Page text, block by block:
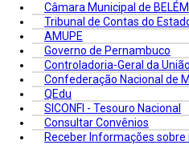
Câmara Municipal de
Tribunal de Contas do
AMUPE
Governo de Pernambuco
Controladoria-Geral da União
Confederação Nacional de
QEdu
SICONFI - Tesouro Nacional
Consultar Convênios
Receber Informações sobre